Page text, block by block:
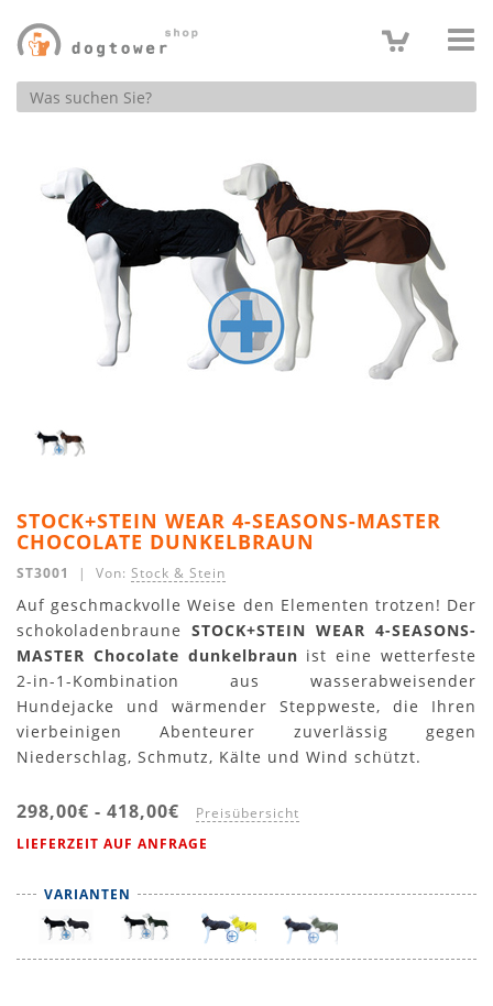
Produktsuche
STOCK+STEIN WEAR 4-SEASONS-MASTER
CHOCOLATE DUNKELBRAUN
ST3001 | Von: Stock & Stein
Auf geschmackvolle Weise den Elementen trotzen! Der
schokoladenbraune STOCK+STEIN WEAR 4-SEASONS-
MASTER Chocolate dunkelbraun ist eine wetterfeste
2-in-1-Kombination aus wasserabweisender
Hundejacke und wärmender Steppweste, die Ihren
vierbeinigen Abenteurer zuverlässig gegen
Niederschlag, Schmutz, Kälte und Wind schützt.
298,00€ - 418,00€ Preisübersicht
LIEFERZEIT AUF ANFRAGE
VARIANTEN